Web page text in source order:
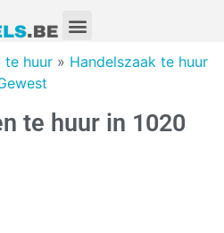
te huur » Handelszaak te huur
te huur in 1020